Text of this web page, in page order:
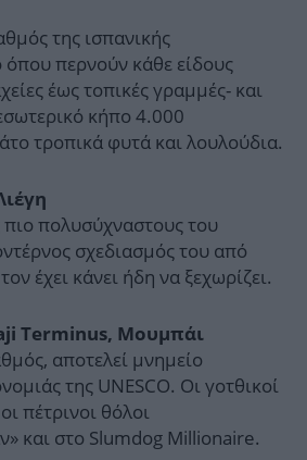
της ισπανικής
περνούν κάθε είδους
έως τοπικές γραμμές- και
κήπο 4.000
τροπικά φυτά και λουλούδια.
πιο πολυσύχναστους του
σχεδιασμός του από
έχει κάνει ήδη να ξεχωρίζει.
Terminus, Μουμπάι
αποτελεί μνημείο
της UNESCO. Οι γοτθικοί
πέτρινοι θόλοι
και στο Slumdog Millionaire.